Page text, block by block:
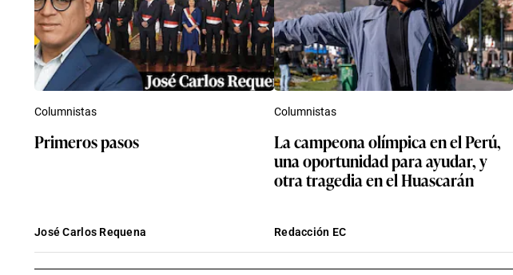
Columnistas
Primeros pasos
José Carlos Requena
Columnistas
La campeona olímpica en el Perú,
una oportunidad para ayudar, y
otra tragedia en el Huascarán
Redacción EC